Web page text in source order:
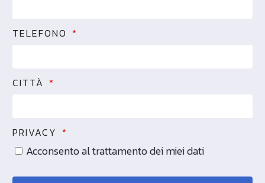
TELEFONO
CITTÀ
PRIVACY
Acconsento al trattamento dei miei dati